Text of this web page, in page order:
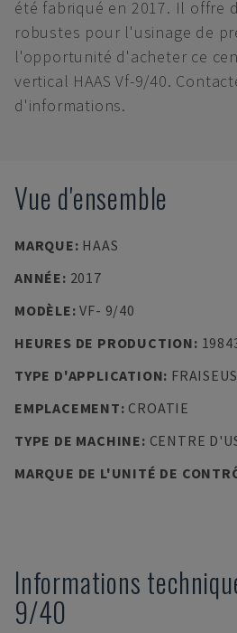
été fabriqué en 2017. Il offre
robustes pour l'usinage de
l'opportunité d'acheter ce
vertical HAAS Vf-9/40.
d'informations.
Vue d'ensemble
MARQUE: HAAS
ANNÉE: 2017
MODÈLE:VF- 9/40
HEURES DE PRODUCTION:
TYPE D'APPLICATION:
EMPLACEMENT: CROATIE
TYPE DE MACHINE: CENTRE
MARQUE DE L'UNITÉ DE
Informations
9/40